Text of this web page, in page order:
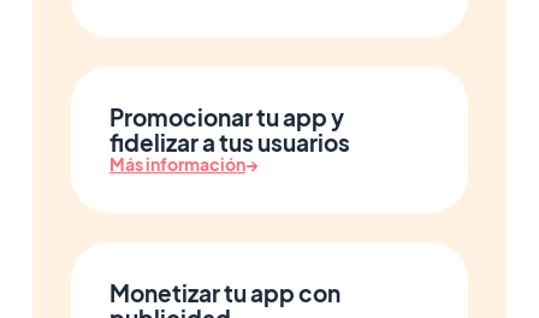
Promocionar tu app y
fidelizar a tus usuarios
Más información→
Monetizar tu app con